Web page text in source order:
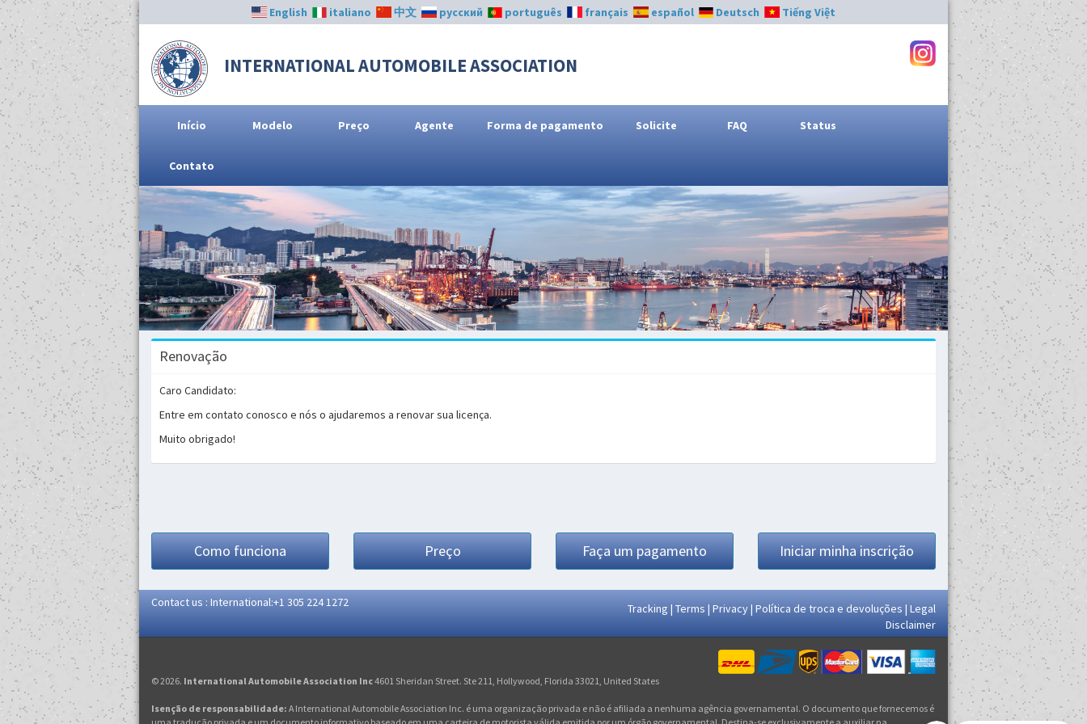
INTERNATIONAL AUTOMOBILE ASSOCIATION
English italiano 中文 русский português français español Deutsch Tiếng Việt
Início Modelo Preço Agente Forma de pagamento Solicite FAQ Status
Contato
Renovação
Caro Candidato:
Entre em contato conosco e nós o ajudaremos a renovar sua licença.
Muito obrigado!
Como funciona Preço Faça um pagamento Iniciar minha inscrição
Contact us : International:+1 305 224 1272 Tracking | Terms | Privacy| Política de troca e devoluções | Legal
Disclaimer
© 2026. International Automobile Association Inc4601 Sheridan Street. Ste 211, Hollywood, Florida 33021, United States
Isenção de responsabilidade: A International Automobile Association Inc. é uma organização privada e não é afiliada a nenhuma agência governamental. O documento que fornecemos é